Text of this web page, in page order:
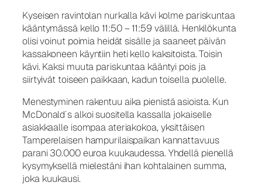
Kyseisen ravintolan nurkalla kävi kolme pariskuntaa
kääntymässä kello 11:50 – 11:59 välillä. Henkilökunta
olisi voinut poimia heidät sisälle ja saaneet päivän
kassakoneen käyntiin heti kello kaksitoista. Toisin
kävi. Kaksi muuta pariskuntaa kääntyi pois ja
siirtyivät toiseen paikkaan, kadun toisella puolelle.
Menestyminen rakentuu aika pienistä asioista. Kun
McDonald´s alkoi suositella kassalla jokaiselle
asiakkaalle isompaa ateriakokoa, yksittäisen
Tamperelaisen hampurilaispaikan kannattavuus
parani 30.000 euroa kuukaudessa. Yhdellä pienellä
kysymyksellä mielestäni ihan kohtalainen summa,
joka kuukausi.